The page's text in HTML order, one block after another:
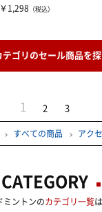
￥1,298 （税込）
テゴリのセール商品を
1 2 3
すべての商品 アク
CATEGORY
ミントンのカテゴリ一覧